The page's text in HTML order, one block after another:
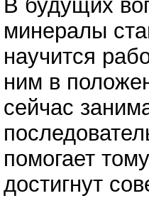
В будущих
минералы
научится
ним в
сейчас
помогает
достигнут